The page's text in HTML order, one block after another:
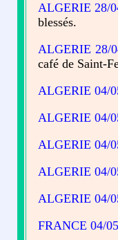
ALGERIE 28/
blessés.
ALGERIE 28/
café de Saint-
ALGERIE 04/
ALGERIE 04/
ALGERIE 04/
ALGERIE 04/
ALGERIE 04/
FRANCE 04/